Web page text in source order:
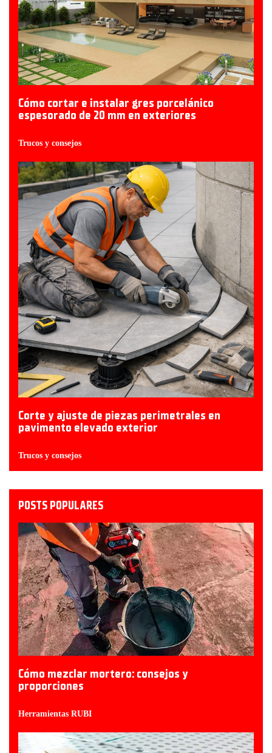
Cómo cortar e instalar gres porcelánico
espesorado de 20 mm en exteriores
Trucos y consejos
Corte y ajuste de piezas perimetrales en
pavimento elevado exterior
Trucos y consejos
POSTS POPULARES
Cómo mezclar mortero: consejos y
proporciones
Herramientas RUBI